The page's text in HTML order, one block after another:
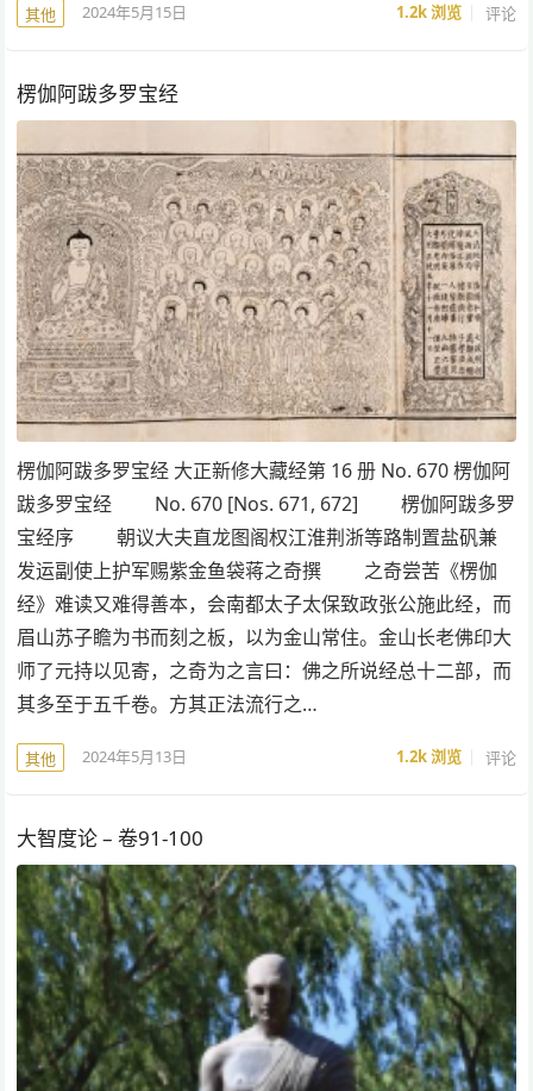
其他 2024年5月15日 1.2k浏览 评论
楞伽阿跋多罗宝经
楞伽阿跋多罗宝经 大正新修大藏经第 16 册 No. 670 楞伽阿
跋多罗宝经 No. 670 [Nos. 671, 672] 楞伽阿跋多罗
宝经序 朝议大夫直龙图阁权江淮荆浙等路制置盐矾兼
发运副使上护军赐紫金鱼袋蒋之奇撰 之奇尝苦《楞伽
经》难读又难得善本，会南都太子太保致政张公施此经，而
眉山苏子瞻为书而刻之板，以为金山常住。金山长老佛印大
师了元持以见寄，之奇为之言曰：佛之所说经总十二部，而
其多至于五千卷。方其正法流行之…
其他 2024年5月13日 1.2k浏览 评论
大智度论 – 卷91-100